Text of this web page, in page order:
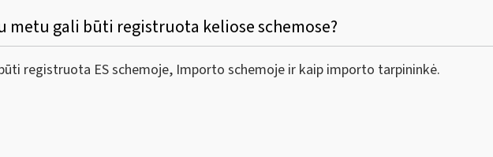
metu gali būti registruota keliose schemose?
registruota ES schemoje, Importo schemoje ir kaip importo tarpininkė.